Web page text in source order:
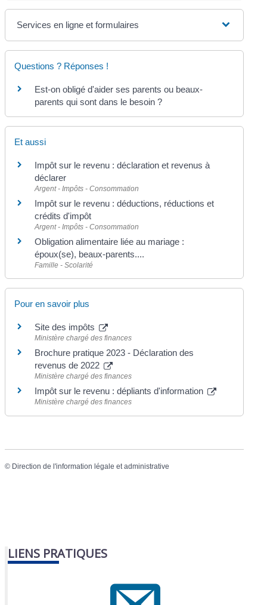
Services en ligne et formulaires
Questions ? Réponses !
Est-on obligé d'aider ses parents ou beaux-
parents qui sont dans le besoin ?
Et aussi
Impôt sur le revenu : déclaration et revenus à
déclarer
Argent - Impôts - Consommation
Impôt sur le revenu : déductions, réductions et
crédits d'impôt
Argent - Impôts - Consommation
Obligation alimentaire liée au mariage :
époux(se), beaux-parents....
Famille - Scolarité
Pour en savoir plus
Site des impôts
Ministère chargé des finances
Brochure pratique 2023 - Déclaration des
revenus de 2022
Ministère chargé des finances
Impôt sur le revenu : dépliants d'information
Ministère chargé des finances
© Direction de l'information légale et administrative
LIENS PRATIQUES